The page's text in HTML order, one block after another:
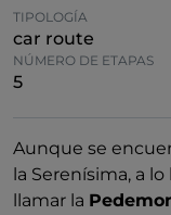
TIPOLOGÍA
car route
NÚMERO DE ETAPAS
5
Aunque se
la Serenísima, a
llamar la